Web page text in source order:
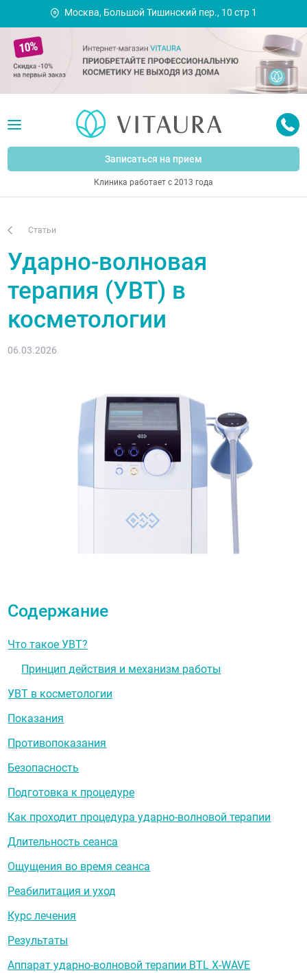
Москва, Большой Тишинский пер., 10 стр 1
Записаться на прием
Клиника работает с 2013 года
Статьи
Ударно-волновая
терапия (УВТ) в
косметологии
06.03.2026
Содержание
Что такое УВТ?
Принцип действия и механизм работы
УВТ в косметологии
Показания
Противопоказания
Безопасность
Подготовка к процедуре
Как проходит процедура ударно-волновой терапии
Длительность сеанса
Ощущения во время сеанса
Реабилитация и уход
Курс лечения
Результаты
Аппарат ударно-волновой терапии BTL X-WAVE